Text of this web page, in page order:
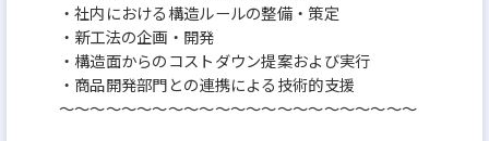
は、メイドイン・ケイアイを成す同社のアドバンテ
ージです。
・社内における構造ルールの整備・策定
・新工法の企画・開発
・構造面からのコストダウン提案および実行
・商品開発部門との連携による技術的支援
～～～～～～～～～～～～～～～～～～～～～～～